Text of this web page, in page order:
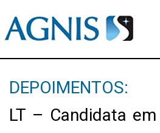
DEPOIMENTOS:
LT – Candidata